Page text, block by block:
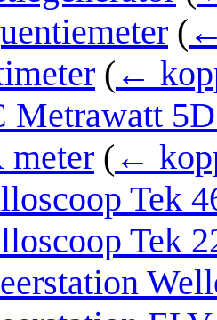
(
( ←
Metrawatt
meter ( ←
Tek
Tek